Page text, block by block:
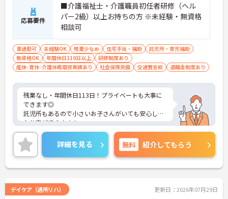
応募要件
■介護福祉士・介護職員初任者研修（ヘル
パー2級）以上お持ちの方 ※未経験・無資格
相談可
車通勤可 未経験OK 残業少なめ 住宅手当・補助
託児所・育児補助
無資格OK
年間休日110日以上
研修制度あり
産休･育休･介護休暇取得実績あり
社会保険完備 交通費支給 退職金制度あり
残業なし・年間休日113日！プライベートも大事に
できます◎
託児所もあるので小さいお子さんがいても安心して
お仕事ができます！
ご興味ある方には、面接対策ポイントなど、さらに
詳細をお話しいたしますのでお気軽にご相談くださ
い！
詳細を見る 無料 紹介してもらう
デイケア（通所リハ） 更新日：2026年07月29日